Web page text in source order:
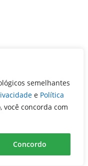
semelhantes
e Política
você concorda com
Concordo
POLÍCIA
– 3ªCRPTC–